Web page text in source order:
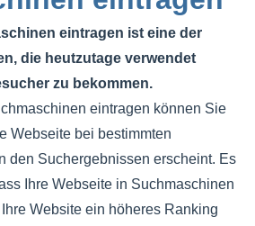
eintragen ist eine der
die heutzutage verwendet
zu bekommen.
eintragen können Sie
Webseite bei bestimmten
den Suchergebnissen erscheint. Es
Ihre Webseite in Suchmaschinen
Website ein höheres Ranking